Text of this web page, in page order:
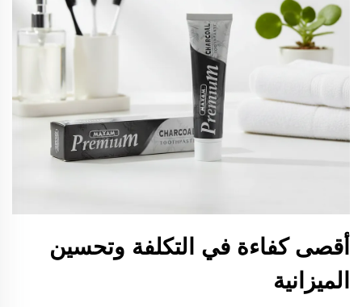
أقصى كفاءة في التكلفة وتحسين
الميزانية